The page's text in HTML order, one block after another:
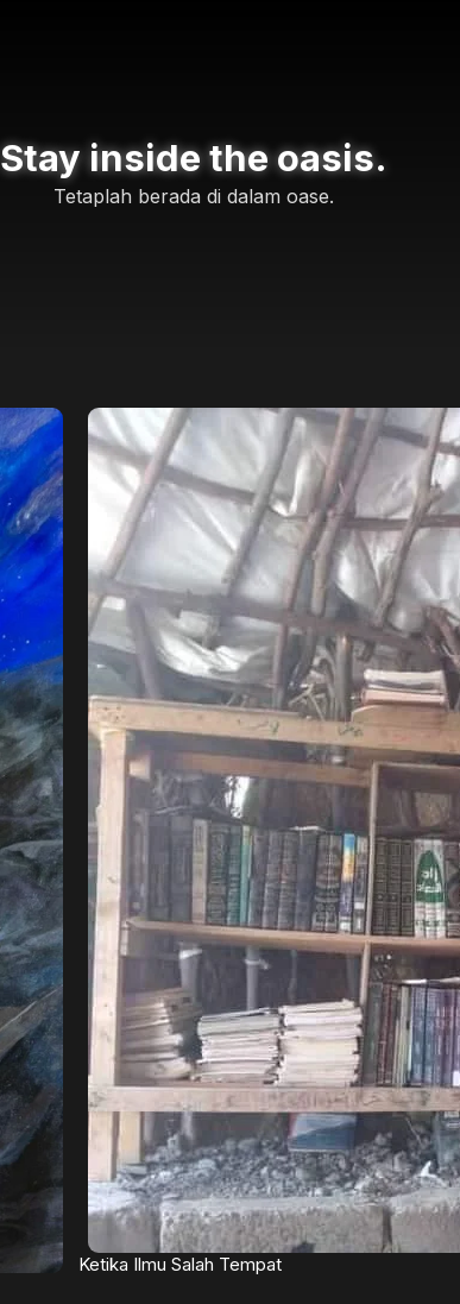
Stay inside the oasis.
Tetaplah berada di dalam oase.
Ketika Ilmu Salah Tempat